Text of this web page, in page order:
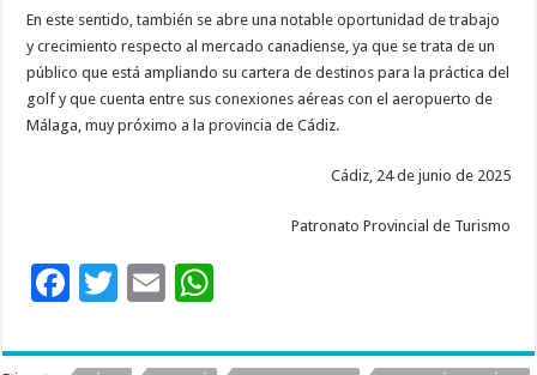
En este sentido, también se abre una notable oportunidad de trabajo
y crecimiento respecto al mercado canadiense, ya que se trata de un
público que está ampliando su cartera de destinos para la práctica del
golf y que cuenta entre sus conexiones aéreas con el aeropuerto de
Málaga, muy próximo a la provincia de Cádiz.
Cádiz, 24 de junio de 2025
Patronato Provincial de Turismo
F
e
T
tt
E
ai at